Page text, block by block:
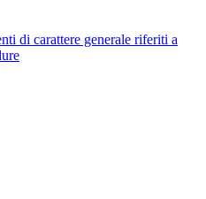
di carattere generale riferiti a